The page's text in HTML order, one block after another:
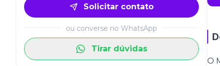
Solicitar contato
ou converse no WhatsApp
Tirar dúvidas
O